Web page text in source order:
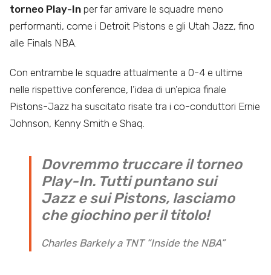
torneo Play-In per far arrivare le squadre meno
performanti, come i Detroit Pistons e gli Utah Jazz, fino
alle Finals NBA.
Con entrambe le squadre attualmente a 0-4 e ultime
nelle rispettive conference, l’idea di un’epica finale
Pistons-Jazz ha suscitato risate tra i co-conduttori Ernie
Johnson, Kenny Smith e Shaq.
Dovremmo truccare il torneo
Play-In. Tutti puntano sui
Jazz e sui Pistons, lasciamo
che giochino per il titolo!
Charles Barkely a TNT “Inside the NBA”